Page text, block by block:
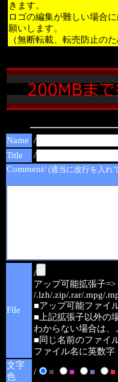
きます。
ロゴの編集が難しい場合
願いします。
（無断転載、転売防止の
Name /
Title
/
Comment/ (適当に改行を入れ
File
/
アップ可能拡張子=>
/.lzh/.zip/.rar/.mpg/
■アップ可能ファイ
■上記拡張子以外の
わからない場合は、
■同じ名前のファイ
ファイル名に英数
文字
色
/ ■ ■ ■ ■